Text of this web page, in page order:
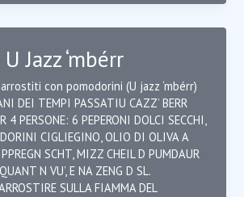
Jazz ‘mbérr
con pomodorini (U jazz ‘mbérr)
DEI TEMPI PASSATIU CAZZ’ BERR
4 PERSONE: 6 PEPERONI DOLCI SECCHI,
CIGLIEGINO, OLIO DI OLIVA A
SCHT, MIZZ CHEIL D PUMDAUR
N VU’, E NA ZENG D SL.
SULLA FIAMMA DEL